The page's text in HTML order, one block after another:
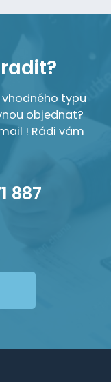
typu
objednat?
! Rádi vám
887